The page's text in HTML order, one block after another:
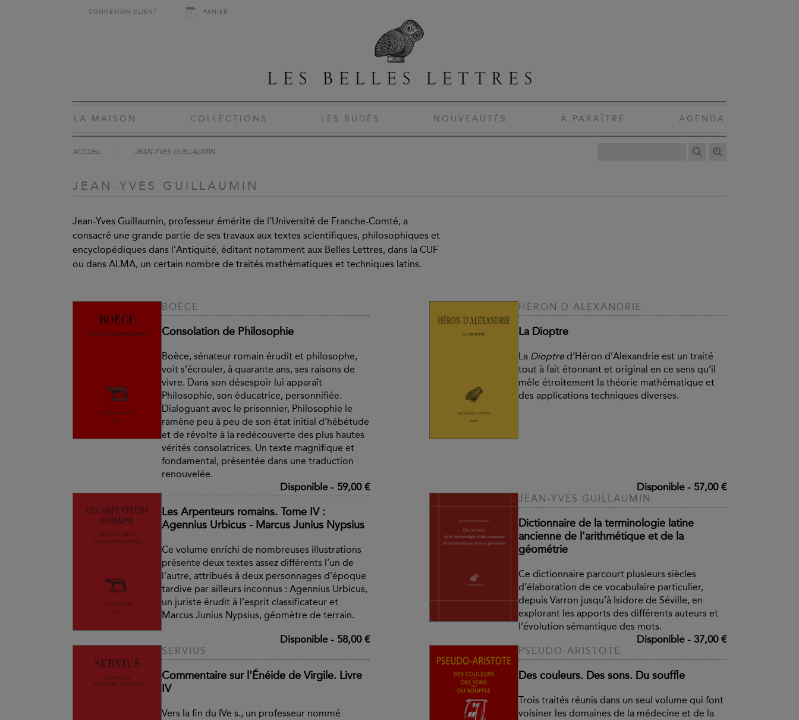
CONNEXION CLIENT PANIER
LA MAISON COLLECTIONS LES BUDÉS NOUVEAUTÉS À PARAÎTRE AGENDA
ACCUEIL JEAN-YVES GUILLAUMIN
JEAN-YVES GUILLAUMIN
Jean-Yves Guillaumin, professeur émérite de l’Université de Franche-Comté, a
consacré une grande partie de ses travaux aux textes scientifiques, philosophiques et
encyclopédiques dans l’Antiquité, éditant notamment aux Belles Lettres, dans la CUF
ou dans ALMA, un certain nombre de traités mathématiques et techniques latins.
BOÈCE
Consolation de Philosophie
Boèce, sénateur romain érudit et philosophe,
voit s’écrouler, à quarante ans, ses raisons de
vivre. Dans son désespoir lui apparaît
Philosophie, son éducatrice, personnifiée.
Dialoguant avec le prisonnier, Philosophie le
ramène peu à peu de son état initial d’hébétude
et de révolte à la redécouverte des plus hautes
vérités consolatrices. Un texte magnifique et
fondamental, présentée dans une traduction
renouvelée.
Disponible- 59,00 €
HÉRON D'ALEXANDRIE
La Dioptre
La Dioptred’Héron d’Alexandrie est un traité
tout à fait étonnant et original en ce sens qu’il
mêle étroitement la théorie mathématique et
des applications techniques diverses.
Disponible- 57,00 €
Les Arpenteurs romains. Tome IV :
Agennius Urbicus - Marcus Junius Nypsius
Ce volume enrichi de nombreuses illustrations
présente deux textes assez différents l’un de
l’autre, attribués à deux personnages d’époque
tardive par ailleurs inconnus : Agennius Urbicus,
un juriste érudit à l’esprit classificateur et
Marcus Junius Nypsius, géomètre de terrain.
Disponible- 58,00 €
JEAN-YVES GUILLAUMIN
Dictionnaire de la terminologie latine
ancienne de l'arithmétique et de la
géométrie
Ce dictionnaire parcourt plusieurs siècles
d’élaboration de ce vocabulaire particulier,
depuis Varron jusqu’à Isidore de Séville, en
explorant les apports des différents auteurs et
l’évolution sémantique des mots.
Disponible- 37,00 €
SERVIUS
Commentaire sur l'Énéide de Virgile. Livre
IV
Vers la fin du IVe s., un professeur nommé
PSEUDO-ARISTOTE
Des couleurs. Des sons. Du souffle
Trois traités réunis dans un seul volume qui font
voisiner les domaines de la médecine et de la